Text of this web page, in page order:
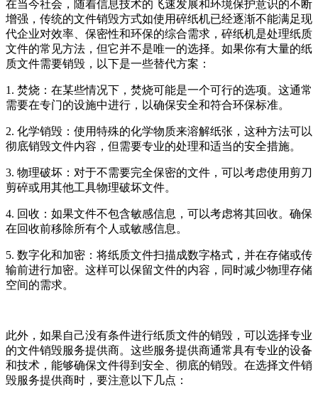
在当今社会，随着信息技术的飞速发展和环境保护意识的不断
增强，传统的文件销毁方式如使用碎纸机已经逐渐不能满足现
代企业对效率、保密性和环保的综合需求，碎纸机是处理纸质
文件的常见方法，但它并不是唯一的选择。如果你有大量的纸
质文件需要销毁，以下是一些替代方案：
1. 焚烧：在某些情况下，焚烧可能是一个可行的选项。这通常
需要在专门的设施中进行，以确保安全和符合环保标准。
2. 化学销毁：使用特殊的化学物质来溶解纸张，这种方法可以
彻底销毁文件内容，但需要专业的处理和适当的安全措施。
3. 物理破坏：对于不需要完全保密的文件，可以考虑使用剪刀
剪碎或用其他工具物理破坏文件。
4. 回收：如果文件不包含敏感信息，可以考虑将其回收。确保
在回收前移除所有个人或敏感信息。
5. 数字化和加密：将纸质文件扫描成数字格式，并在存储或传
输前进行加密。这样可以保留文件的内容，同时减少物理存储
空间的需求。
此外，如果自己没有条件进行纸质文件的销毁，可以选择专业
的文件销毁服务提供商。这些服务提供商通常具有专业的设备
和技术，能够确保文件得到安全、彻底的销毁。在选择文件销
毁服务提供商时，要注意以下几点：